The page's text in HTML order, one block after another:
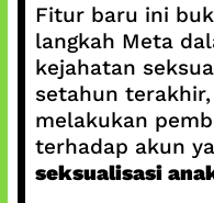
Fitur baru ini
langkah Meta
kejahatan
setahun
melakukan
terhadap akun
seksualisasi